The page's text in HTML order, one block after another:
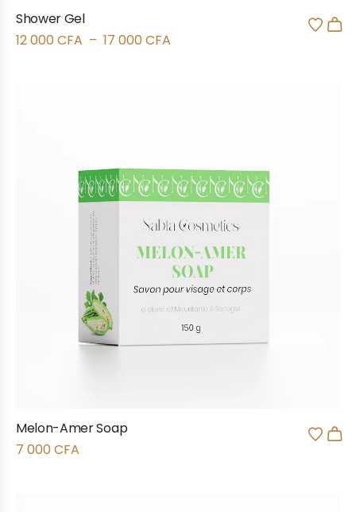
Shower Gel
12 000 CFA – 17 000 CFA
Melon-Amer Soap
7 000 CFA